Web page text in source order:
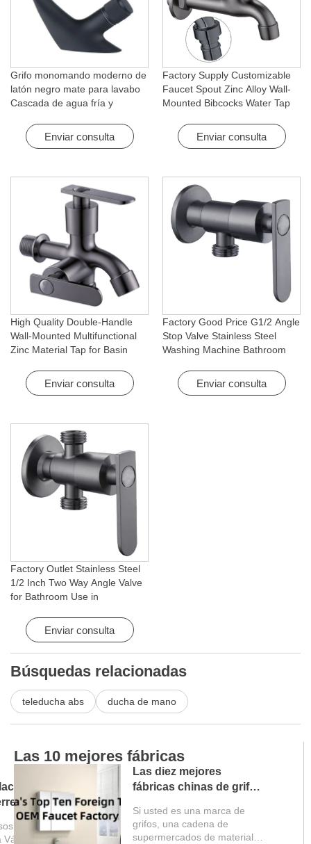
Grifo monomando moderno de
latón negro mate para lavabo
Cascada de agua fría y
para hotel y apartamento
Enviar consulta
Factory Supply Customizable
Faucet Spout Zinc Alloy Wall-
Mounted Bibcocks Water Tap
Enviar consulta
High Quality Double-Handle
Wall-Mounted Multifunctional
Zinc Material Tap for Basin
Homes
Enviar consulta
Factory Good Price G1/2 Angle
Stop Valve Stainless Steel
Washing Machine Bathroom
Apartments & Hotels
Enviar consulta
Factory Outlet Stainless Steel
1/2 Inch Two Way Angle Valve
for Bathroom Use in
InstallationEnviar consulta
Búsquedas relacionadas
teleducha abs ducha de mano
de la
de
Do Fun
de
de
Las 10 mejores fábricas
Las diez mejores
fábricas chinas de grifos
Si usted es una marca de
grifos, una cadena de
supermercados de materiales